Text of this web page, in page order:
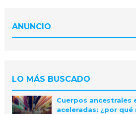
ANUNCIO
LO MÁS BUSCADO
Cuerpos ancestrales
aceleradas: ¿por